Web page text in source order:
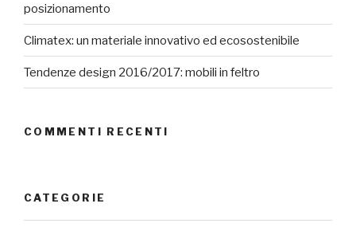
posizionamento
Climatex: un materiale innovativo ed ecosostenibile
Tendenze design 2016/2017: mobili in feltro
COMMENTI RECENTI
CATEGORIE